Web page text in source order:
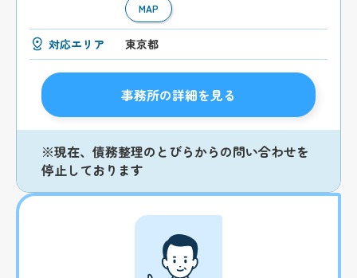
MAP
対応エリア 東京都
事務所の詳細を見る
※現在、債務整理のとびらからの問い合わせを
停止しております